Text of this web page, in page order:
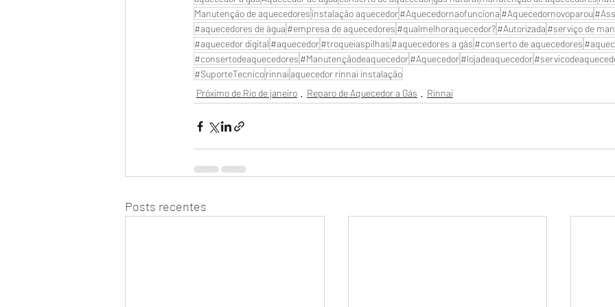
Manutenção de aquecedores instalação aquecedor#Aquecedornaofunciona #Aquecedornovoparou
#aquecedores de água #empresa de aquecedores #qualmelhoraquecedor?#Autorizada #serviço de
#aquecedor digital #aquecedor#troqueiaspilhas #aquecedores a gás #conserto de aquecedores
#consertodeaquecedores #Manutençãodeaquecedor#Aquecedor#lojadeaquecedor
#SuporteTecnicorinnaiaquecedor rinnai instalação
Próximo de Rio de janeiro
Reparo de Aquecedor a Gás Rinnai
Posts recentes